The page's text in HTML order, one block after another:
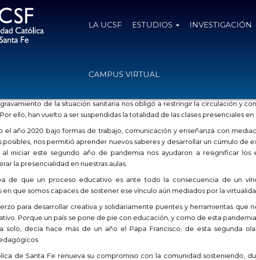
LA UCSF ESTUDIOS INVESTIGACIÓN
CAMPUS VIRTUAL
de la situación sanitaria nos obligó a restringir la circulación y
ello, han vuelto a ser suspendidas la totalidad de las clases presenciales en
el año 2020 bajo formas de trabajo, comunicación y enseñanza con
nos permitió aprender nuevos saberes y desarrollar un cúmulo de
iniciar este segundo año de pandemia nos ayudaron a resignificar los
la presencialidad en nuestras aulas.
de que un proceso educativo es ante todo la consecuencia de un
en que somos capaces de sostener ese vínculo aún mediados por la
para desarrollar creativa y solidariamente puentes y herramientas que
Porque un país se pone de pie con educación, y como de esta
solo, decía hace más de un año el Papa Francisco; de esta segunda
de Santa Fe renueva su compromiso con la comunidad sosteniendo,